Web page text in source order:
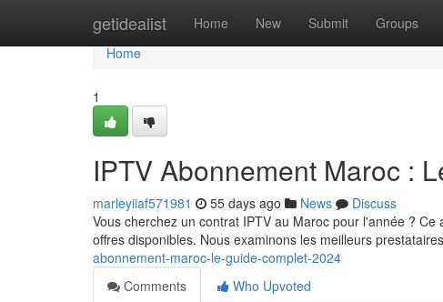
getidealist Home New Submit Groups
Home
Home
1
IPTV Abonnement Maroc :
marleyiiaf571981 55 days ago News
Discuss
Vous cherchez un contrat IPTV au Maroc pour l'année ?
offres disponibles. Nous examinons les meilleurs
abonnement-maroc-le-guide-complet-2024
Comments
Who Upvoted